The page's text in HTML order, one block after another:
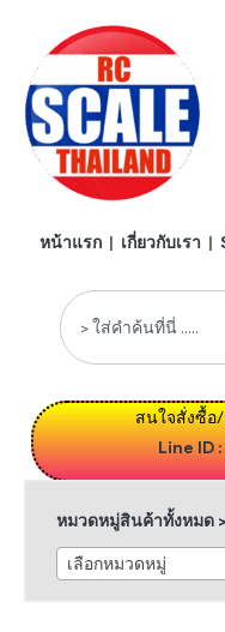
หน้าแรก | เกี่ยวกับเรา |
สนใจสั่งซื้อ/
Line ID
หมวดหมู่สินค้าทั้งหมด
เลือกหมวดหมู่